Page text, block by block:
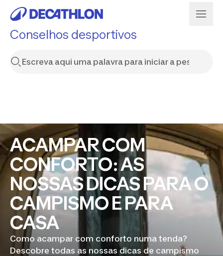
Conselhos desportivos
ACAMPAR COM
CONFORTO: AS
NOSSAS DICAS PARA O
CAMPISMO E PARA
CASA
Como acampar com conforto numa tenda?
Descobre todas as nossas dicas de campismo